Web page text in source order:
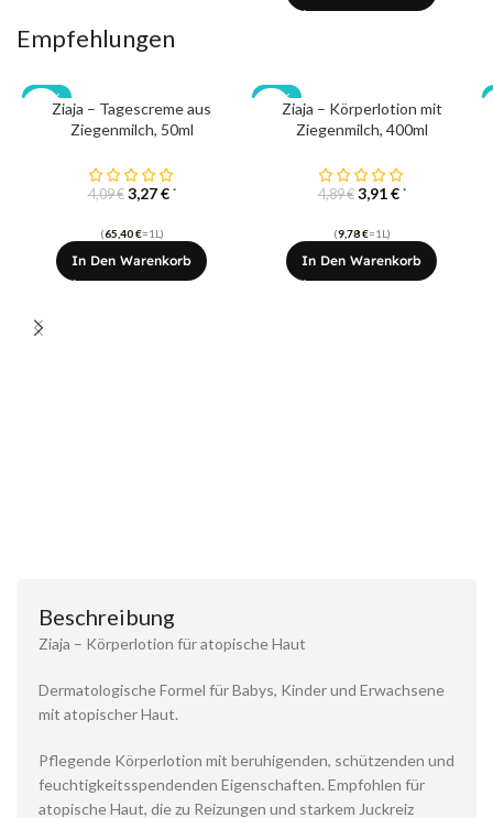
Empfehlungen
-20%
Ziaja – Tagescreme aus
Ziegenmilch, 50ml
4,09€ 3,27€ *
(65,40€=1L)
In Den Warenkorb
-20%
Ziaja – Körperlotion mit
Ziegenmilch, 400ml
4,89€ 3,91€ *
(9,78€=1L)
In Den Warenkorb
Beschreibung
Ziaja – Körperlotion für atopische Haut
Dermatologische Formel für Babys, Kinder und Erwachsene
mit atopischer Haut.
Pflegende Körperlotion mit beruhigenden, schützenden und
feuchtigkeitsspendenden Eigenschaften. Empfohlen für
atopische Haut, die zu Reizungen und starkem Juckreiz